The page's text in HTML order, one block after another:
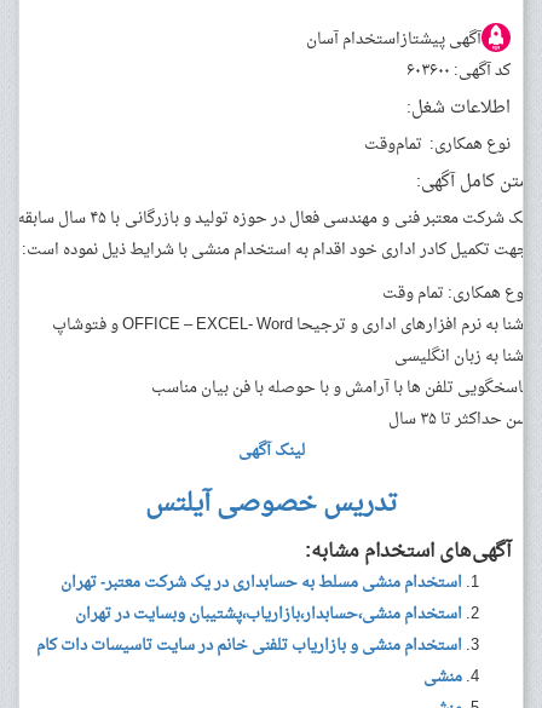
آگهی پیشتازاستخدام آسان
کد آگهی: ۶۰۳۶۰۰
اطلاعات شغل:
نوع همکاری: تمام‌وقت
متن کامل آگهی:
یک شرکت معتبر فنی و مهندسی فعال در حوزه تولید و بازرگانی با ۴۵ سال سابقه،
جهت تکمیل کادر اداری خود اقدام به استخدام منشی با شرایط ذیل نموده است:
نوع همکاری: تمام وقت
آشنا به نرم افزارهای اداری و ترجیحا OFFICE – EXCEL- Word و فتوشاپ
آشنا به زبان انگلیسی
پاسخگویی تلفن ها با آرامش و با حوصله با فن بیان مناسب
سن حداکثر تا ۳۵ سال
لینک آگهی
تدریس خصوصی آیلتس
آگهی‌های استخدام مشابه:
استخدام منشی مسلط به حسابداری در یک شرکت معتبر- تهران
استخدام منشی،حسابدار،بازاریاب،پشتیبان وبسایت در تهران
استخدام منشی و بازاریاب تلفنی خانم در سایت تاسیسات دات کام
منشی